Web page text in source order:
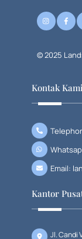
© 2025
Kontak Kami
Email:
Kantor
Jl. Candi